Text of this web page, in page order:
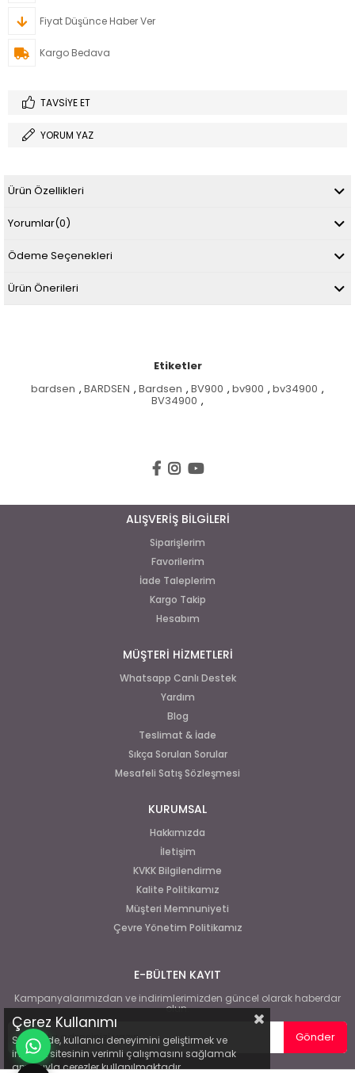
Fiyat Düşünce Haber Ver
Kargo Bedava
TAVSIYE ET
YORUM YAZ
Ürün Özellikleri
Yorumlar(0)
Ödeme Seçenekleri
Ürün Önerileri
Etiketler
bardsen , BARDSEN , Bardsen , BV900 , bv900 , bv34900 ,
BV34900 ,
ALIŞVERİŞ BİLGİLERİ
Siparişlerim
Favorilerim
İade Taleplerim
Kargo Takip
Hesabım
MÜŞTERİ HİZMETLERİ
Whatsapp Canlı Destek
Yardım
Blog
Teslimat & İade
Sıkça Sorulan Sorular
Mesafeli Satış Sözleşmesi
KURUMSAL
Hakkımızda
İletişim
KVKK Bilgilendirme
Kalite Politikamız
Müşteri Memnuniyeti
Çevre Yönetim Politikamız
E-BÜLTEN KAYIT
Kampanyalarımızdan ve indirimlerimizden güncel olarak haberdar
olun.
Gönder
Çerez Kullanımı
Sitemizde, kullanıcı deneyimini geliştirmek ve
internet sitesinin verimli çalışmasını sağlamak
amacıyla çerezler kullanılmaktadır.